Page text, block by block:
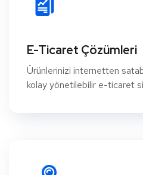
E-Ticaret Çözümleri
Ürünlerinizi internetten
kolay yönetilebilir e-ticaret